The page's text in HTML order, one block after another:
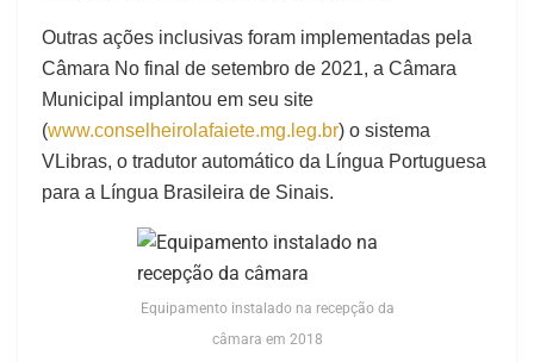
Outras ações inclusivas foram implementadas pela
Câmara No final de setembro de 2021, a Câmara
Municipal implantou em seu site
(www.conselheirolafaiete.mg.leg.br) o sistema
VLibras, o tradutor automático da Língua Portuguesa
para a Língua Brasileira de Sinais.
Equipamento instalado na recepção da
câmara em 2018